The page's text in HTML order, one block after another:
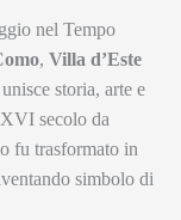
nel Tempo
, Villa d’Este
storia, arte e
secolo da
fu trasformato in
simbolo di